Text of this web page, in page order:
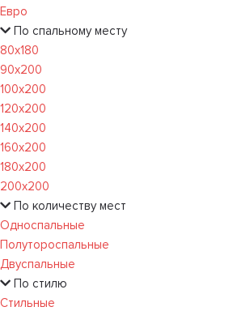
Евро
По спальному месту
80х180
90х200
100х200
120x200
140х200
160х200
180х200
200х200
По количеству мест
Односпальные
Полутороспальные
Двуспальные
По стилю
Стильные